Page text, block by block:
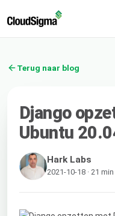
Terug naar blog
Django
Ubuntu
Hark Labs
2021-10-18 · 21